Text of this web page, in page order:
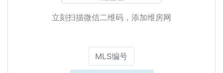
立刻扫描微信二维码，添加维房网